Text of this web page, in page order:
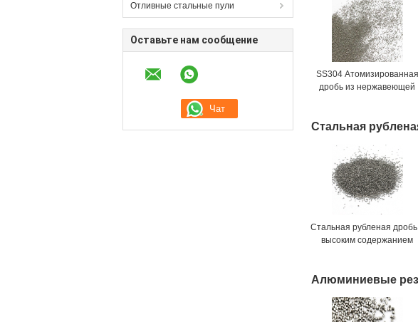
Отливные стальные пули
Оставьте нам сообщение
SS304 Атомизированная
дробь из нержавеющей
Стальная
Стальная рубленая дробь
высоким содержанием
Алюминиевые